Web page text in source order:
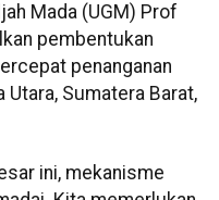
Mada (UGM) Prof
pembentukan
penanganan
Sumatera Barat,
ini, mekanisme